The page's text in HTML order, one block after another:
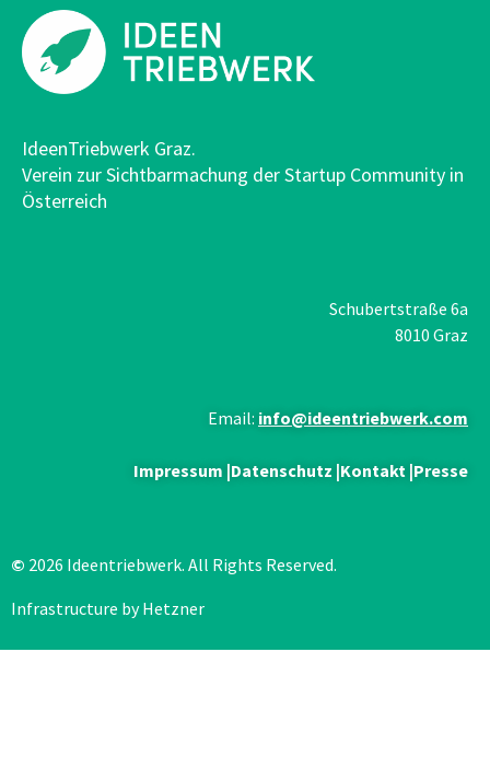
IdeenTriebwerk Graz.
Verein zur Sichtbarmachung der Startup Community in
Österreich
Schubertstraße 6a
8010 Graz
Email: info@ideentriebwerk.com
Impressum |Datenschutz |Kontakt |Presse
© 2026 Ideentriebwerk. All Rights Reserved.
Infrastructure by Hetzner